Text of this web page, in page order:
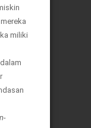
miliki